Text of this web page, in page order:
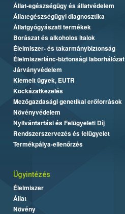
Állat-egészségügy és állatvédelem
Állategészségügyi diagnosztika
Állatgyógyászati termékek
Borászat és alkoholos italok
Élelmiszer- és takarmánybiztonság
Élelmiszerlánc-biztonsági laborhálózat
Járványvédelem
Kiemelt ügyek, EUTR
Kockázatkezelés
Mezőgazdasági genetikai erőforrások
Növényvédelem
Nyilvántartási és Felügyeleti Díj
Rendszerszervezés és felügyelet
Termékpálya-ellenőrzés
Ügyintézés
Élelmiszer
Állat
Növény